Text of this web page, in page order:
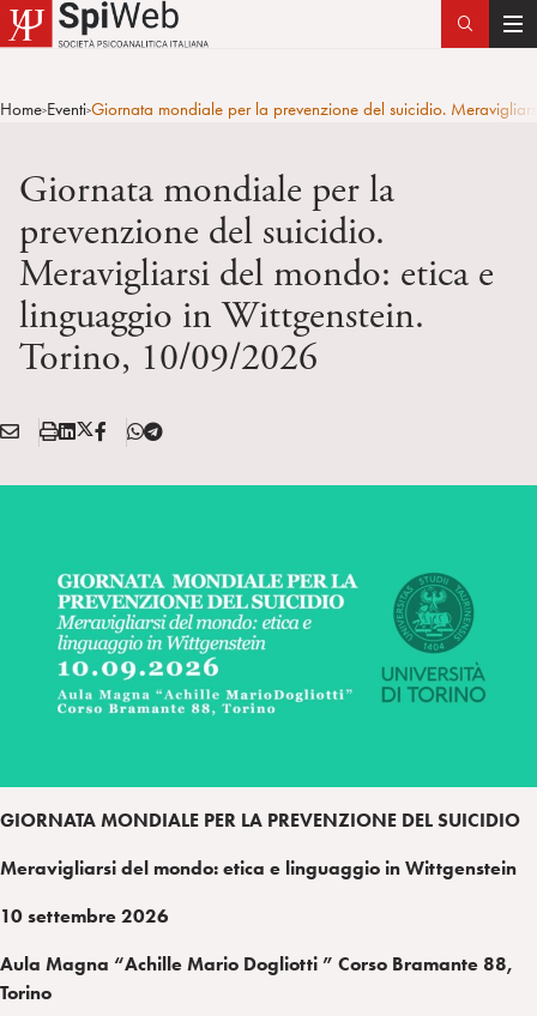
T
g
Home>Eventi>Giornata mondiale per la prevenzione del suicidio.
Giornata mondiale per la
prevenzione del suicidio.
Meravigliarsi del mondo: etica e
linguaggio in Wittgenstein.
Torino, 10/09/2026
Condividi:
E
A
S
a
L
n
d
i
n
X
T
t
t
e
r
F
T
l
r
a
m
GIORNATA MONDIALE PER LA PREVENZIONE DEL SUICIDIO
Meravigliarsi del mondo: etica e linguaggio in Wittgenstein
10 settembre 2026
Aula Magna “Achille Mario Dogliotti ” Corso Bramante 88,
Torino